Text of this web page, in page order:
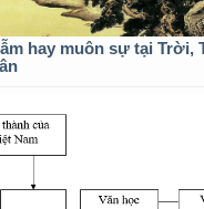
hay muôn sự tại Trời,